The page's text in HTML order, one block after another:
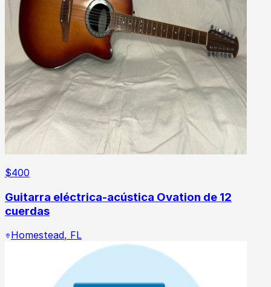
$400
Guitarra eléctrica-acústica Ovation de 12
cuerdas
Homestead, FL